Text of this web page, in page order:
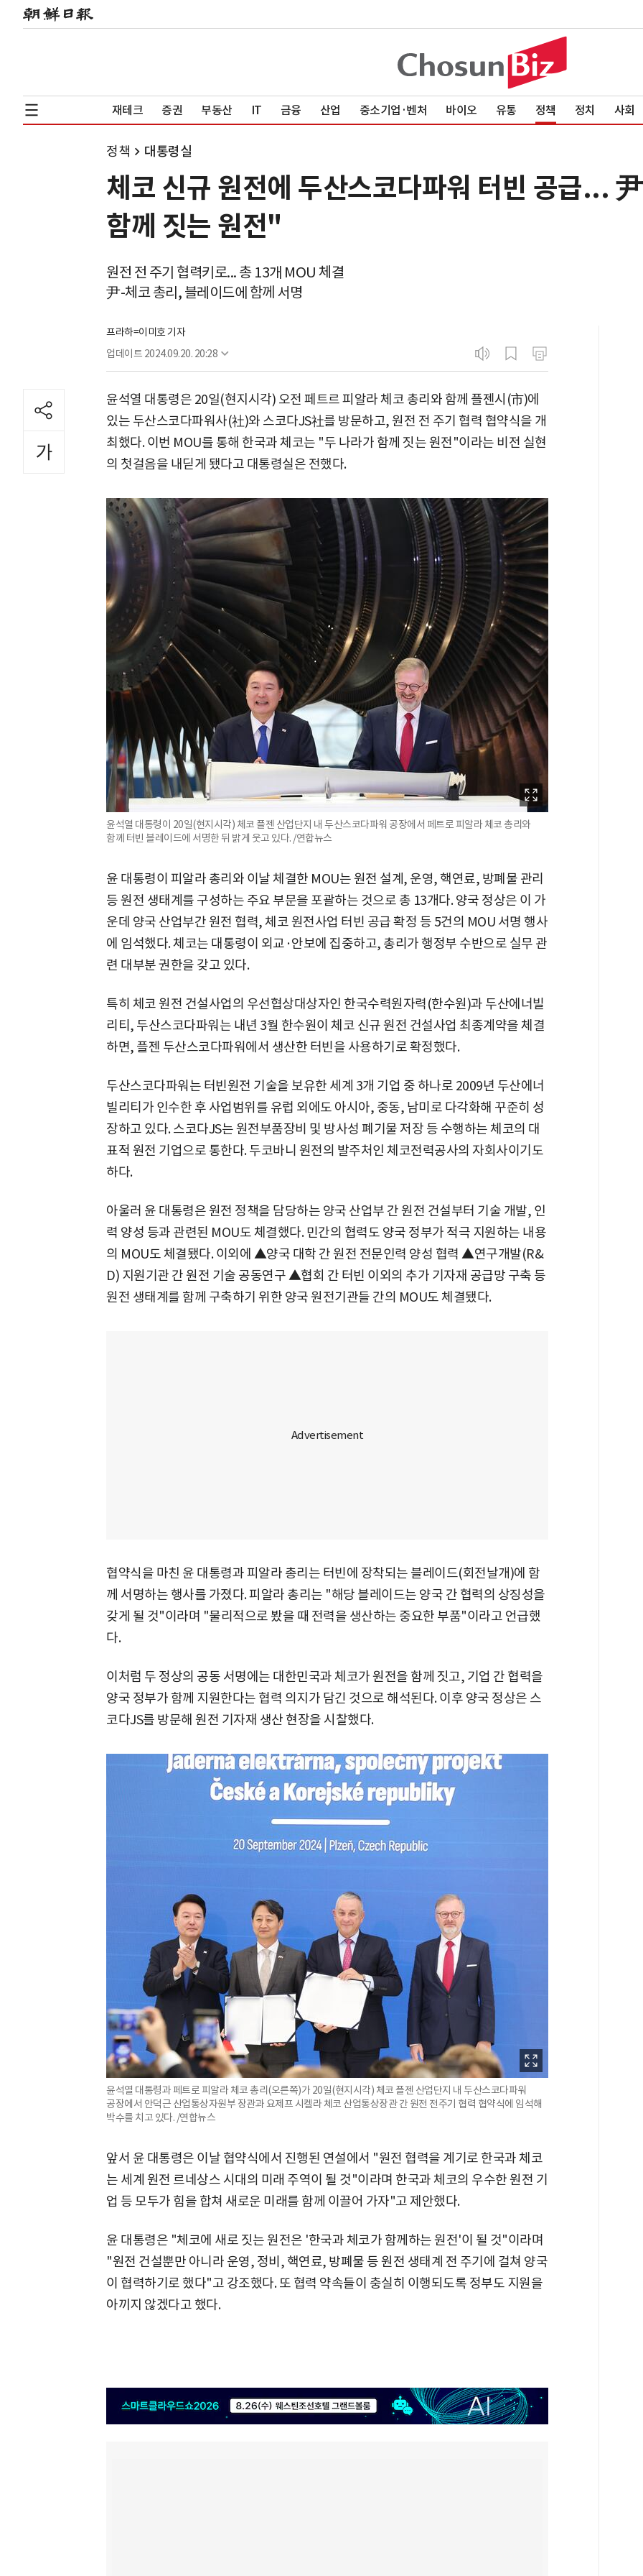
재테크 증권 부동산 IT 금융 산업 중소기업·벤처 바이오 유통 정책 정치 사회
정책 대통령실
체코 신규 원전에 두산스코다파워 터빈 공급...
함께 짓는 원전"
원전 전 주기 협력키로... 총 13개 MOU 체결
尹-체코 총리, 블레이드에 함께 서명
프라하=이미호 기자
업데이트 2024.09.20. 20:28
윤석열 대통령은 20일(현지시각) 오전 페트르 피알라 체코 총리와 함께 플젠시(市)에
있는 두산스코다파워사(社)와 스코다JS社를 방문하고, 원전 전 주기 협력 협약식을 개
최했다. 이번 MOU를 통해 한국과 체코는 "두 나라가 함께 짓는 원전"이라는 비전 실현
의 첫걸음을 내딛게 됐다고 대통령실은 전했다.
윤석열 대통령이 20일(현지시각) 체코 플젠 산업단지 내 두산스코다파워 공장에서 페트로 피알라 체코 총리와
함께 터빈 블레이드에 서명한 뒤 밝게 웃고 있다. /연합뉴스
윤 대통령이 피알라 총리와 이날 체결한 MOU는 원전 설계, 운영, 핵연료, 방폐물 관리
등 원전 생태계를 구성하는 주요 부문을 포괄하는 것으로 총 13개다. 양국 정상은 이 가
운데 양국 산업부간 원전 협력, 체코 원전사업 터빈 공급 확정 등 5건의 MOU 서명 행사
에 임석했다. 체코는 대통령이 외교·안보에 집중하고, 총리가 행정부 수반으로 실무 관
련 대부분 권한을 갖고 있다.
특히 체코 원전 건설사업의 우선협상대상자인 한국수력원자력(한수원)과 두산에너빌
리티, 두산스코다파워는 내년 3월 한수원이 체코 신규 원전 건설사업 최종계약을 체결
하면, 플젠 두산스코다파워에서 생산한 터빈을 사용하기로 확정했다.
두산스코다파워는 터빈원전 기술을 보유한 세계 3개 기업 중 하나로 2009년 두산에너
빌리티가 인수한 후 사업범위를 유럽 외에도 아시아, 중동, 남미로 다각화해 꾸준히 성
장하고 있다. 스코다JS는 원전부품장비 및 방사성 폐기물 저장 등 수행하는 체코의 대
표적 원전 기업으로 통한다. 두코바니 원전의 발주처인 체코전력공사의 자회사이기도
하다.
아울러 윤 대통령은 원전 정책을 담당하는 양국 산업부 간 원전 건설부터 기술 개발, 인
력 양성 등과 관련된 MOU도 체결했다. 민간의 협력도 양국 정부가 적극 지원하는 내용
의 MOU도 체결됐다. 이외에 ▲양국 대학 간 원전 전문인력 양성 협력 ▲연구개발(R&
D) 지원기관 간 원전 기술 공동연구 ▲협회 간 터빈 이외의 추가 기자재 공급망 구축 등
원전 생태계를 함께 구축하기 위한 양국 원전기관들 간의 MOU도 체결됐다.
협약식을 마친 윤 대통령과 피알라 총리는 터빈에 장착되는 블레이드(회전날개)에 함
께 서명하는 행사를 가졌다. 피알라 총리는 "해당 블레이드는 양국 간 협력의 상징성을
갖게 될 것"이라며 "물리적으로 봤을 때 전력을 생산하는 중요한 부품"이라고 언급했
다.
이처럼 두 정상의 공동 서명에는 대한민국과 체코가 원전을 함께 짓고, 기업 간 협력을
양국 정부가 함께 지원한다는 협력 의지가 담긴 것으로 해석된다. 이후 양국 정상은 스
코다JS를 방문해 원전 기자재 생산 현장을 시찰했다.
윤석열 대통령과 페트로 피알라 체코 총리(오른쪽)가 20일(현지시각) 체코 플젠 산업단지 내 두산스코다파워
공장에서 안덕근 산업통상자원부 장관과 요제프 시켈라 체코 산업통상장관 간 원전 전주기 협력 협약식에 임석해
박수를 치고 있다. /연합뉴스
앞서 윤 대통령은 이날 협약식에서 진행된 연설에서 "원전 협력을 계기로 한국과 체코
는 세계 원전 르네상스 시대의 미래 주역이 될 것"이라며 한국과 체코의 우수한 원전 기
업 등 모두가 힘을 합쳐 새로운 미래를 함께 이끌어 가자"고 제안했다.
윤 대통령은 "체코에 새로 짓는 원전은 '한국과 체코가 함께하는 원전'이 될 것"이라며
"원전 건설뿐만 아니라 운영, 정비, 핵연료, 방폐물 등 원전 생태계 전 주기에 걸쳐 양국
이 협력하기로 했다"고 강조했다. 또 협력 약속들이 충실히 이행되도록 정부도 지원을
아끼지 않겠다고 했다.